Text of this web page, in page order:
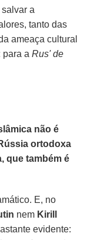
a
tanto das
ameaça cultural
para a Rus' de
não é
ortodoxa
que também é
E, no
nem Kirill
evidente: